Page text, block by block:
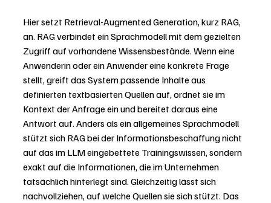
Hier setzt Retrieval-Augmented Generation, kurz RAG,
an. RAG verbindet ein Sprachmodell mit dem gezielten
Zugriff auf vorhandene Wissensbestände. Wenn eine
Anwenderin oder ein Anwender eine konkrete Frage
stellt, greift das System passende Inhalte aus
definierten textbasierten Quellen auf, ordnet sie im
Kontext der Anfrage ein und bereitet daraus eine
Antwort auf. Anders als ein allgemeines Sprachmodell
stützt sich RAG bei der Informationsbeschaffung nicht
auf das im LLM eingebettete Trainingswissen, sondern
exakt auf die Informationen, die im Unternehmen
tatsächlich hinterlegt sind. Gleichzeitig lässt sich
nachvollziehen, auf welche Quellen sie sich stützt. Das